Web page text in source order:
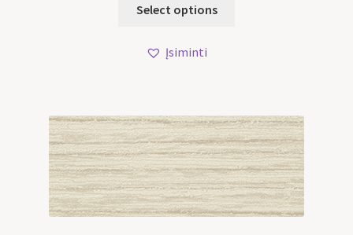
Select options
Įsiminti